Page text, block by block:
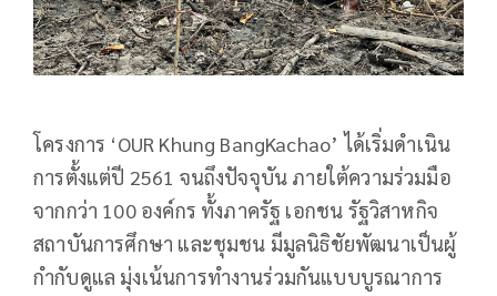
โครงการ ‘OUR Khung BangKachao’ ได้เริ่มดำเนิน
การตั้งแต่ปี 2561 จนถึงปัจจุบัน ภายใต้ความร่วมมือ
จากกว่า 100 องค์กร ทั้งภาครัฐ เอกชน รัฐวิสาหกิจ
สถาบันการศึกษา และชุมชน มีมูลนิธิชัยพัฒนาเป็นผู้
กำกับดูแล มุ่งเน้นการทำงานร่วมกันแบบบูรณาการ